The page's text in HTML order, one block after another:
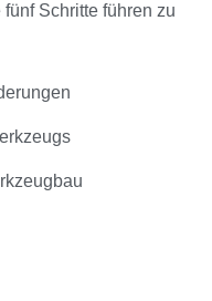
Schritte führen zu